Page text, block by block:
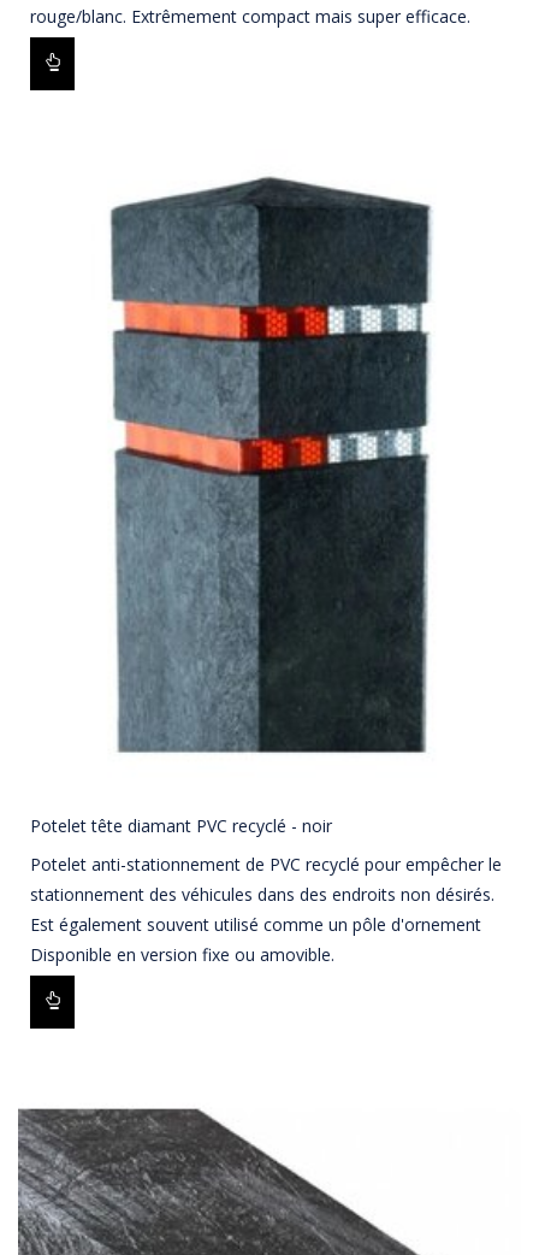
rouge/blanc. Extrêmement compact mais super efficace.
Potelet tête diamant PVC recyclé - noir
Potelet anti-stationnement de PVC recyclé pour empêcher le
stationnement des véhicules dans des endroits non désirés.
Est également souvent utilisé comme un pôle d'ornement
Disponible en version fixe ou amovible.